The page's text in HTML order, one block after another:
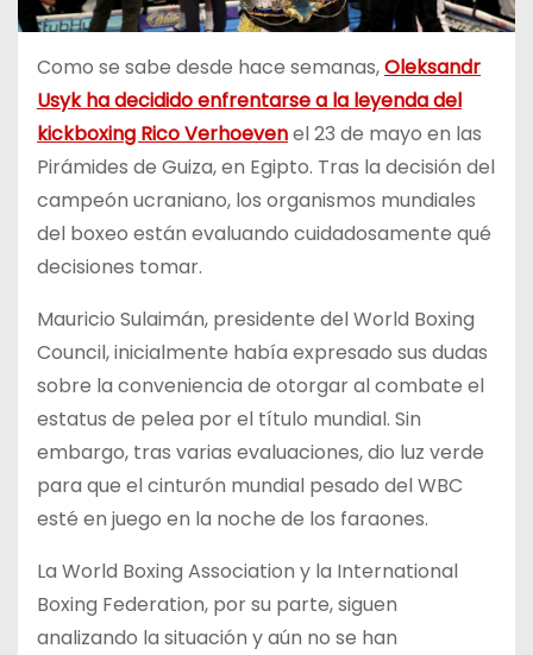
Como se sabe desde hace semanas,Oleksandr
Usyk ha decidido enfrentarse a la leyenda del
kickboxing Rico Verhoevenel 23 de mayo en las
Pirámides de Guiza, en Egipto. Tras la decisión del
campeón ucraniano, los organismos mundiales
del boxeo están evaluando cuidadosamente qué
decisiones tomar.
Mauricio Sulaimán, presidente del World Boxing
Council, inicialmente había expresado sus dudas
sobre la conveniencia de otorgar al combate el
estatus de pelea por el título mundial. Sin
embargo, tras varias evaluaciones, dio luz verde
para que el cinturón mundial pesado del WBC
esté en juego en la noche de los faraones.
La World Boxing Association y la International
Boxing Federation, por su parte, siguen
analizando la situación y aún no se han